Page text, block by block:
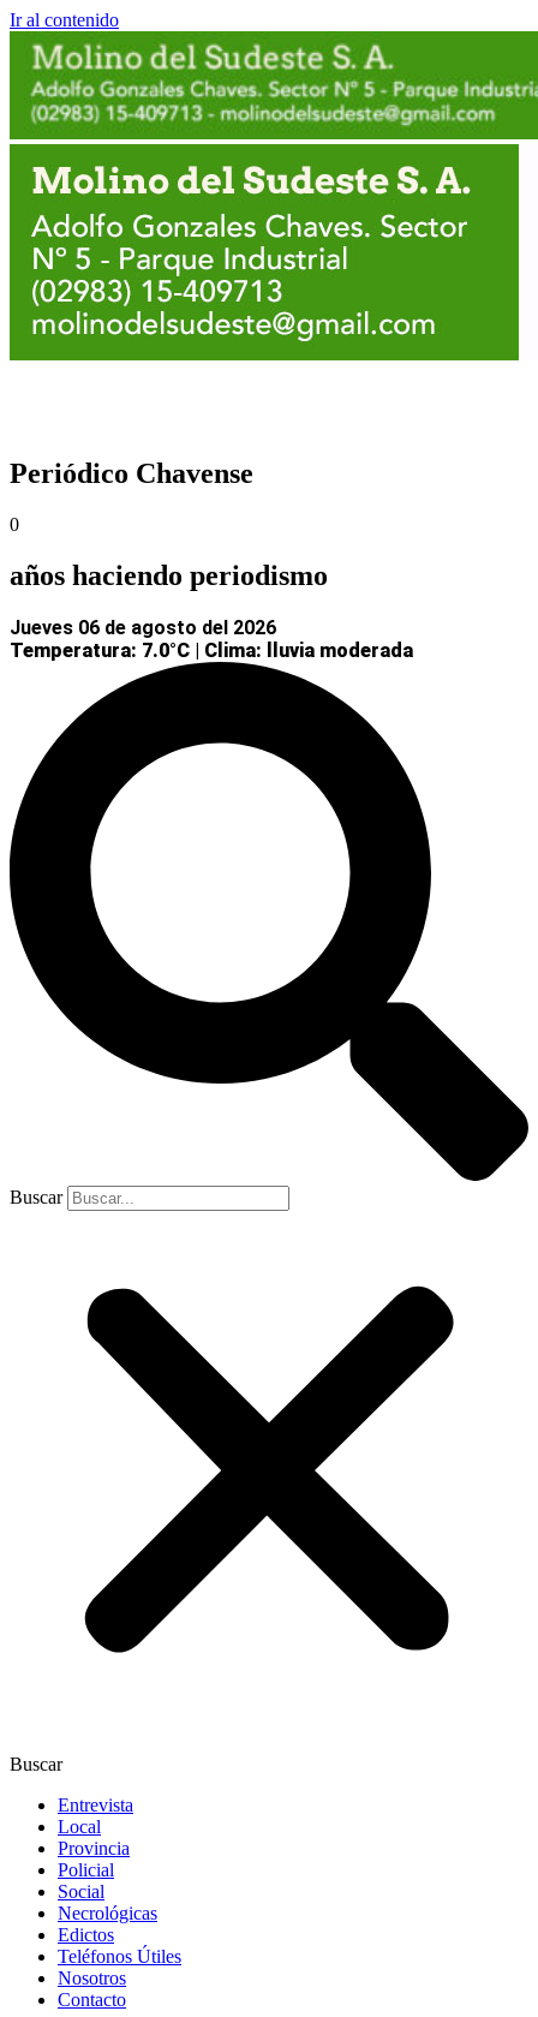
Ir al contenido
Periódico Chavense
0
años haciendo periodismo
jueves 06 de agosto del 2026
Temperatura: 7.0°C | Clima: lluvia moderada
Buscar
Buscar
Entrevista
Local
Provincia
Policial
Social
Necrológicas
Edictos
Teléfonos Útiles
Nosotros
Contacto